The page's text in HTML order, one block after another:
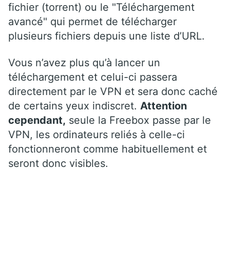
fichier (torrent) ou le "Téléchargement
avancé" qui permet de télécharger
plusieurs fichiers depuis une liste d’URL.
Vous n’avez plus qu’à lancer un
téléchargement et celui-ci passera
directement par le VPN et sera donc caché
de certains yeux indiscret. Attention
cependant, seule la Freebox passe par le
VPN, les ordinateurs reliés à celle-ci
fonctionneront comme habituellement et
seront donc visibles.